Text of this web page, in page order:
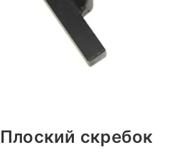
Плоский скребок